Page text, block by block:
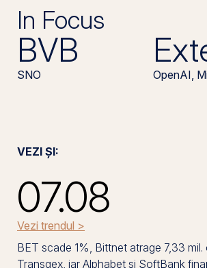
In Focus
BVB
SNO OpenAI,
VEZI ȘI:
07.08
Vezi trendul >
BET scade 1%, Bittnet atrage 7,33 mil.
Transgex, iar Alphabet și SoftBank